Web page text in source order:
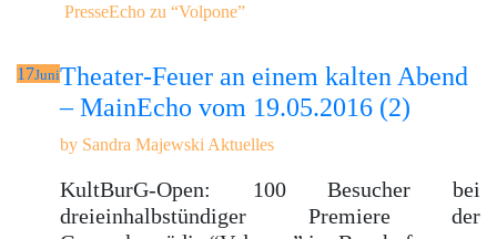
PresseEcho zu “Volpone”
17JuniTheater-Feuer an einem kalten Abend
– MainEcho vom 19.05.2016 (2)
by Sandra Majewski Aktuelles
KultBurG-Open: 100 Besucher bei
dreieinhalbstündiger Premiere der